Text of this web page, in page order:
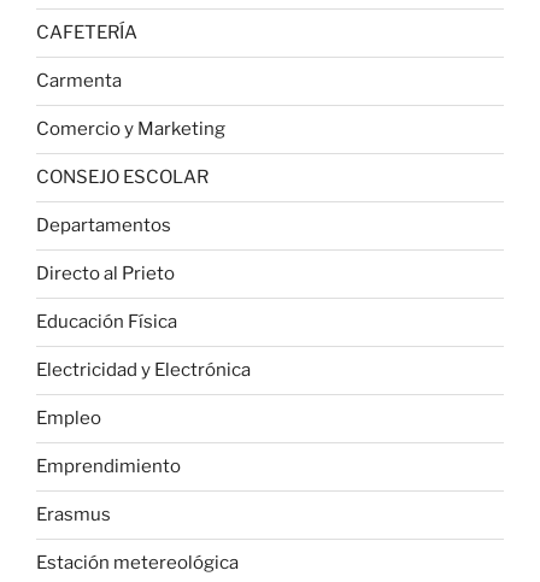
CAFETERÍA
Carmenta
Comercio y Marketing
CONSEJO ESCOLAR
Departamentos
Directo al Prieto
Educación Física
Electricidad y Electrónica
Empleo
Emprendimiento
Erasmus
Estación metereológica